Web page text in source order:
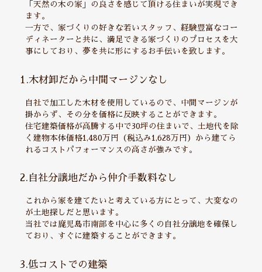
「天然の木の家」の良さを感じて頂ける住まいが実現でき
ます。
一方で、家づくりの好きな若いスタッフ、経験豊富なコー
ディネーターと共に、満足できる家づくりのプロセスを大
事にしており、夢を共に形にするお手伝いを致します。
1.木材卸だから中間マージンなし
自社で加工した木材を使用しているので、中間マージンが
掛からず、その分を価格に反映することができます。
住宅建築価格が高騰する中で30坪の住まいで、土地代を除
く建物本体価格1,480万円（税込み1,628万円）から建てら
れるコストパフォーマンスの高さが強みです。
2.自社分譲地だから仲介手数料なし
これから家を建てたいと考えている方にとって、大変なの
が土地探しだと思います。
当社では鹿児島市南部を中心に多くの自社分譲地を確保し
ており、すぐに建築することができます。
3.低コストでの建築